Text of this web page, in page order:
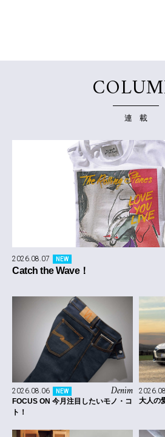
連 載
2026.08.07 NEW
Catch the Wave！
Denim
2026.08.06 NEW
FOCUS ON 今月注目したいモノ・コ
ト！
大人の